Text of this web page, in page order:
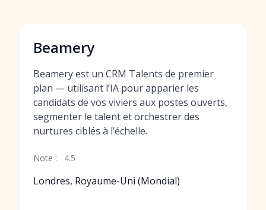
Beamery
Beamery est un CRM Talents de premier
plan — utilisant l’IA pour apparier les
candidats de vos viviers aux postes ouverts,
segmenter le talent et orchestrer des
nurtures ciblés à l’échelle.
Note : 4.5
Londres, Royaume-Uni (Mondial)